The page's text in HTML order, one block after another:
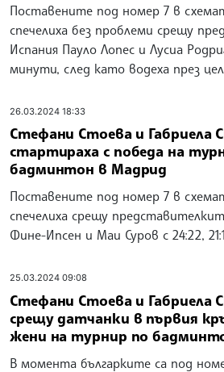
Поставените под номер 7 в
спечелиха без проблеми срещу
Испания Пауло Лопес и Лусиа
минути, след като водеха през
26.03.2024 18:33
Стефани Стоева и Габриела
стартираха с победа на
бадминтон в Мадрид
Поставените под номер 7 в
спечелиха срещу
Фине-Ипсен и Маи Суров с 24:22,
25.03.2024 09:08
Стефани Стоева и Габриела
срещу датчанки в първия
жени на турнир по
В момента българките са под